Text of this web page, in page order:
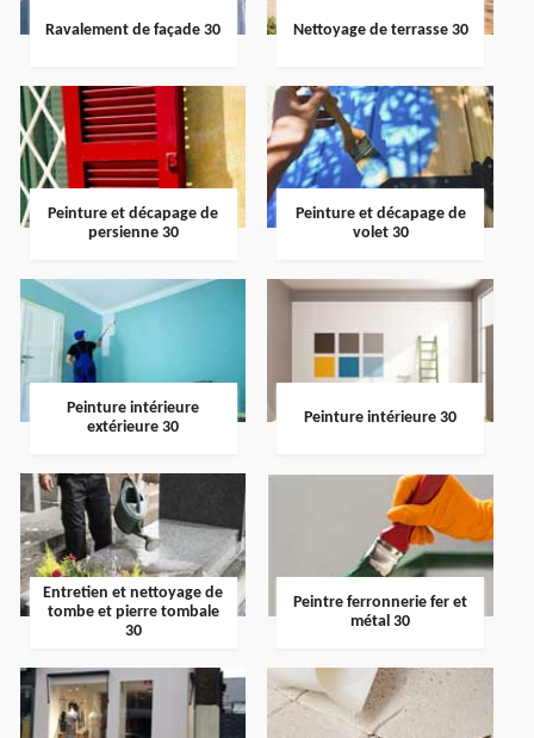
Ravalement de façade 30 Nettoyage de terrasse 30
Peinture et décapage de
persienne 30
Peinture et décapage de
volet 30
Peinture intérieure
extérieure 30
Peinture intérieure 30
Entretien et nettoyage de
tombe et pierre tombale
30
Peintre ferronnerie fer et
métal 30